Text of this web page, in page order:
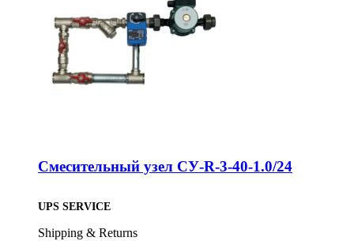
Смесительный узел СУ-R-3-40-1.0/24
UPS SERVICE
Shipping & Returns